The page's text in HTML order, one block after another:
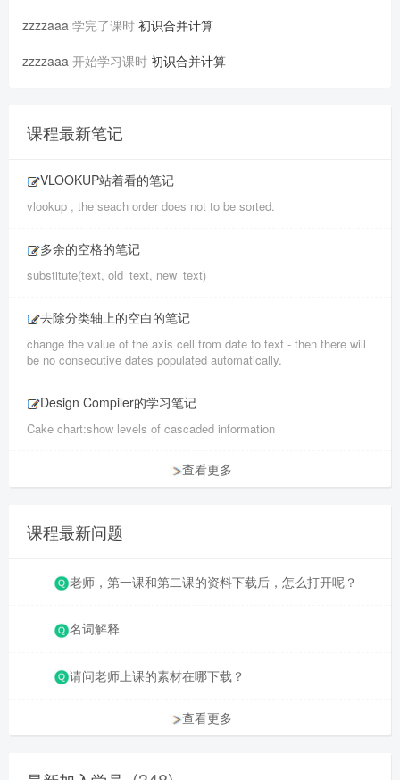
zzzzaaa 学完了课时 初识合并计算
zzzzaaa 开始学习课时 初识合并计算
课程最新笔记
VLOOKUP站着看的笔记
vlookup , the seach order does not to be sorted.
多余的空格的笔记
substitute(text, old_text, new_text)
去除分类轴上的空白的笔记
change the value of the axis cell from date to text - then there will
be no consecutive dates populated automatically.
Design Compiler的学习笔记
Cake chart:show levels of cascaded information
查看更多
课程最新问题
老师，第一课和第二课的资料下载后，怎么打开呢？
名词解释
请问老师上课的素材在哪下载？
查看更多